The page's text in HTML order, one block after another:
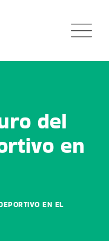
del
en
EN EL